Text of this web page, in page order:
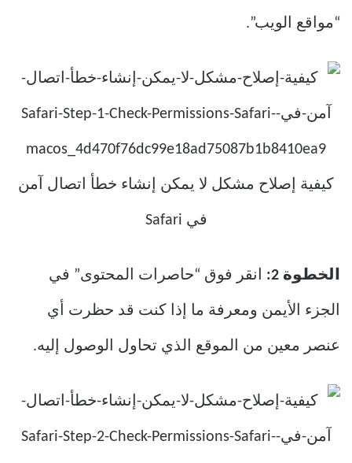
“مواقع الويب”.
الخطوة 2: انقر فوق “حاصرات المحتوى” في
الجزء الأيمن ومعرفة ما إذا كنت قد حظرت أي
عنصر معين من الموقع الذي تحاول الوصول إليه.